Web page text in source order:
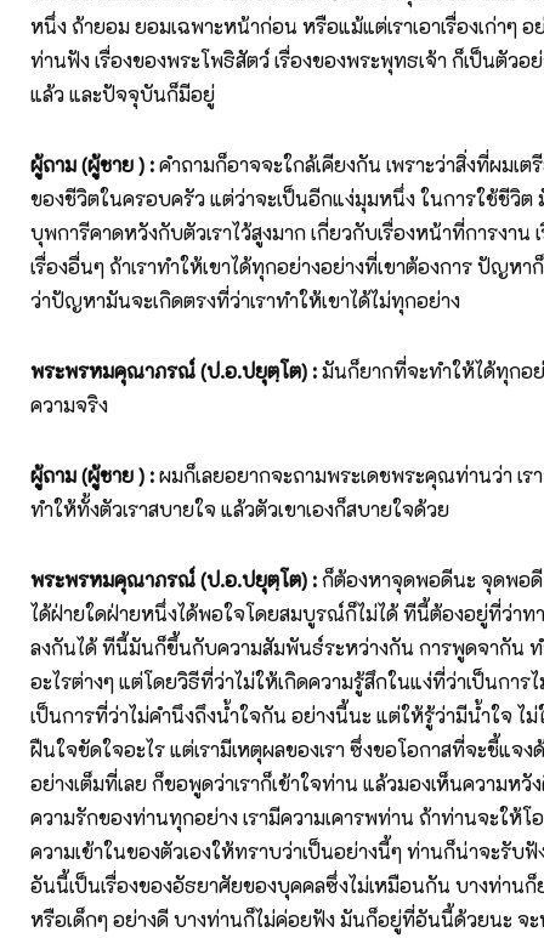
หนึ่ง ถ้ายอม ยอมเฉพาะหน้าก่อน หรือแม้แต่เราเอาเรื่องเก่าๆ อ
ท่านฟัง เรื่องของพระโพธิสัตว์ เรื่องของพระพุทธเจ้า ก็เป็นตัวอ
แล้ว และปัจจุบันก็มีอยู่
ผู้ถาม (ผู้ชาย ) :คำถามก็อาจจะใกล้เคียงกัน เพราะว่าสิ่งที่ผมเต
ของชีวิตในครอบครัว แต่ว่าจะเป็นอีกแง่มุมหนึ่ง ในการใช้ชีวิต
บุพการีคาดหวังกับตัวเราไว้สูงมาก เกี่ยวกับเรื่องหน้าที่การงาน
เรื่องอื่นๆ ถ้าเราทำให้เขาได้ทุกอย่างอย่างที่เขาต้องการ ปัญหา
ว่าปัญหามันจะเกิดตรงที่ว่าเราทำให้เขาได้ไม่ทุกอย่าง
พระพรหมคุณาภรณ์ (ป.อ.ปยุตฺโต) :มันก็ยากที่จะทำให้ได้ทุกอ
ความจริง
ผู้ถาม (ผู้ชาย ) :ผมก็เลยอยากจะถามพระเดชพระคุณท่านว่า เร
ทำให้ทั้งตัวเราสบายใจ แล้วตัวเขาเองก็สบายใจด้วย
พระพรหมคุณาภรณ์ (ป.อ.ปยุตฺโต) :ก็ต้องหาจุดพอดีนะ จุดพอ
ได้ฝ่ายใดฝ่ายหนึ่งได้พอใจโดยสมบูรณ์ก็ไม่ได้ ทีนี้ต้องอยู่ที่ว่าท
ลงกันได้ ทีนี้มันก็ขึ้นกับความสัมพันธ์ระหว่างกัน การพูดจากัน ท
อะไรต่างๆ แต่โดยวิธีที่ว่าไม่ให้เกิดความรู้สึกในแง่ที่ว่าเป็นการ
เป็นการที่ว่าไม่คำนึงถึงน้ำใจกัน อย่างนี้นะ แต่ให้รู้ว่ามีน้ำใจ ไ
ฝืนใจขัดใจอะไร แต่เรามีเหตุผลของเรา ซึ่งขอโอกาสที่จะชี้แจง
อย่างเต็มที่เลย ก็ขอพูดว่าเราก็เข้าใจท่าน แล้วมองเห็นความหวั
ความรักของท่านทุกอย่าง เรามีความเคารพท่าน ถ้าท่านจะให้โ
ความเข้าในของตัวเองให้ทราบว่าเป็นอย่างนี้ๆ ท่านก็น่าจะรับ
อันนี้เป็นเรื่องของอัธยาศัยของบุคคลซึ่งไม่เหมือนกัน บางท่าน
หรือเด็กๆ อย่างดี บางท่านก็ไม่ค่อยฟัง มันก็อยู่ที่อันนี้ด้วยนะ จ